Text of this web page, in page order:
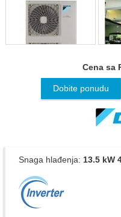
Cena sa
Dobite ponudu
Snaga hlađenja: 13.5 kW